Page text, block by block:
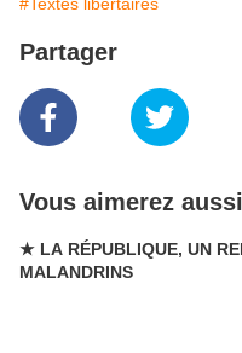
Partager
Vous aimerez aussi
★ LA RÉPUBLIQUE, UN
MALANDRINS